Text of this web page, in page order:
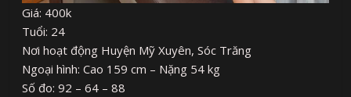
Giá: 400k
Tuổi: 24
Nơi hoạt động Huyện Mỹ Xuyên, Sóc Trăng
Ngoại hình: Cao 159 cm – Nặng 54 kg
Số đo: 92 – 64 – 88